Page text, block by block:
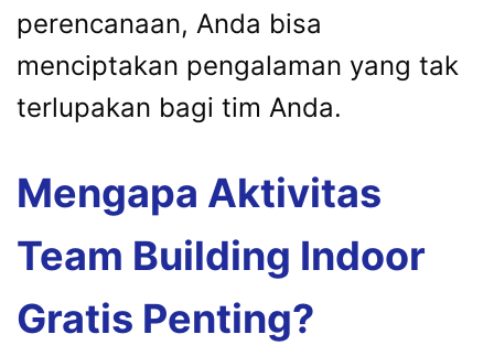
perencanaan, Anda bisa
menciptakan pengalaman yang tak
terlupakan bagi tim Anda.
Mengapa Aktivitas
Team Building Indoor
Gratis Penting?